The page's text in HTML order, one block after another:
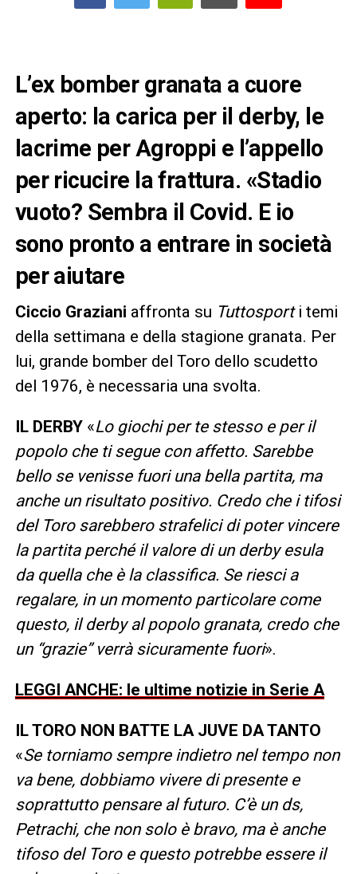
L’ex bomber granata a cuore
aperto: la carica per il derby, le
lacrime per Agroppi e l’appello
per ricucire la frattura. «Stadio
vuoto? Sembra il Covid. E io
sono pronto a entrare in società
per aiutare
Ciccio Graziani affronta su Tuttosport i temi
della settimana e della stagione granata. Per
lui, grande bomber del Toro dello scudetto
del 1976, è necessaria una svolta.
IL DERBY«Lo giochi per te stesso e per il
popolo che ti segue con affetto. Sarebbe
bello se venisse fuori una bella partita, ma
anche un risultato positivo. Credo che i tifosi
del Toro sarebbero strafelici di poter vincere
la partita perché il valore di un derby esula
da quella che è la classifica. Se riesci a
regalare, in un momento particolare come
questo, il derby al popolo granata, credo che
un “grazie” verrà sicuramente fuori».
LEGGI ANCHE: le ultime notizie in Serie A
IL TORO NON BATTE LA JUVE DA TANTO
«Se torniamo sempre indietro nel tempo non
va bene, dobbiamo vivere di presente e
soprattutto pensare al futuro. C’è un ds,
Petrachi, che non solo è bravo, ma è anche
tifoso del Toro e questo potrebbe essere il